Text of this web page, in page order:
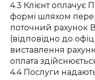
4.3 Клієнт оплачує
формі шляхом
поточний рахунок
(відповідно до
виставлення
оплата
4.4 Послуги